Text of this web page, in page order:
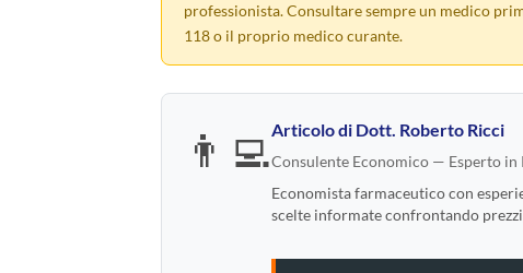
professionista. Consultare sempre un medico
118 o il proprio medico curante.
👨‍💻Articolo di Dott. Roberto Ricci
Consulente Economico — Esperto
Economista farmaceutico con
scelte informate confrontando